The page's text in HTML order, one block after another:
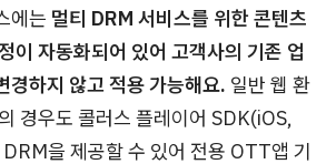
에는 멀티 DRM 서비스를 위한 콘텐츠
이 자동화되어 있어 고객사의 기존 업
경하지 않고 적용 가능해요. 일반 웹 환
경우도 콜러스 플레이어 SDK(iOS,
을 제공할 수 있어 전용 OTT앱 기